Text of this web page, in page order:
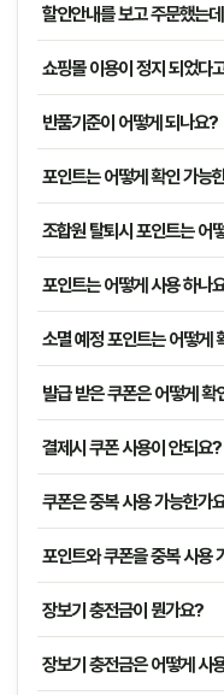
할인안내를 보고 주문했는
쇼핑몰 이용이 정지 되었다
반품기준이 어떻게 되나요?
포인트는 어떻게 확인 가능
조합원 탈퇴시 포인트는 어
포인트는 어떻게 사용 하나
소멸 예정 포인트는 어떻게
발급 받은 쿠폰은 어떻게 확
결제시 쿠폰 사용이 안되요?
쿠폰은 중복 사용 가능한가
포인트와 쿠폰을 중복 사용
장보기 충전금이 뭔가요?
장보기 충전금은 어떻게 사